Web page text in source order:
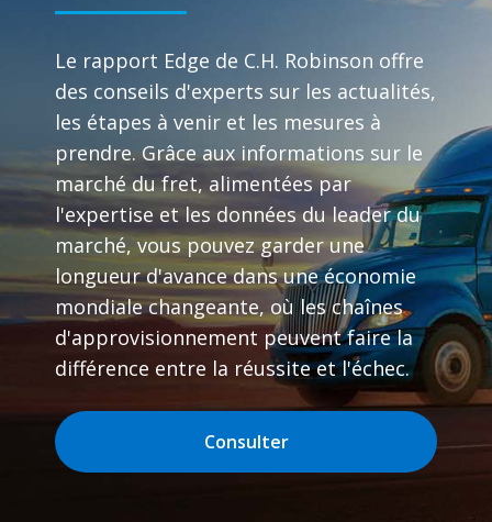
Le rapport Edge de C.H. Robinson offre
des conseils d'experts sur les actualités,
les étapes à venir et les mesures à
prendre. Grâce aux informations sur le
marché du fret, alimentées par
l'expertise et les données du leader du
marché, vous pouvez garder une
longueur d'avance dans une économie
mondiale changeante, où les chaînes
d'approvisionnement peuvent faire la
différence entre la réussite et l'échec.
Consulter